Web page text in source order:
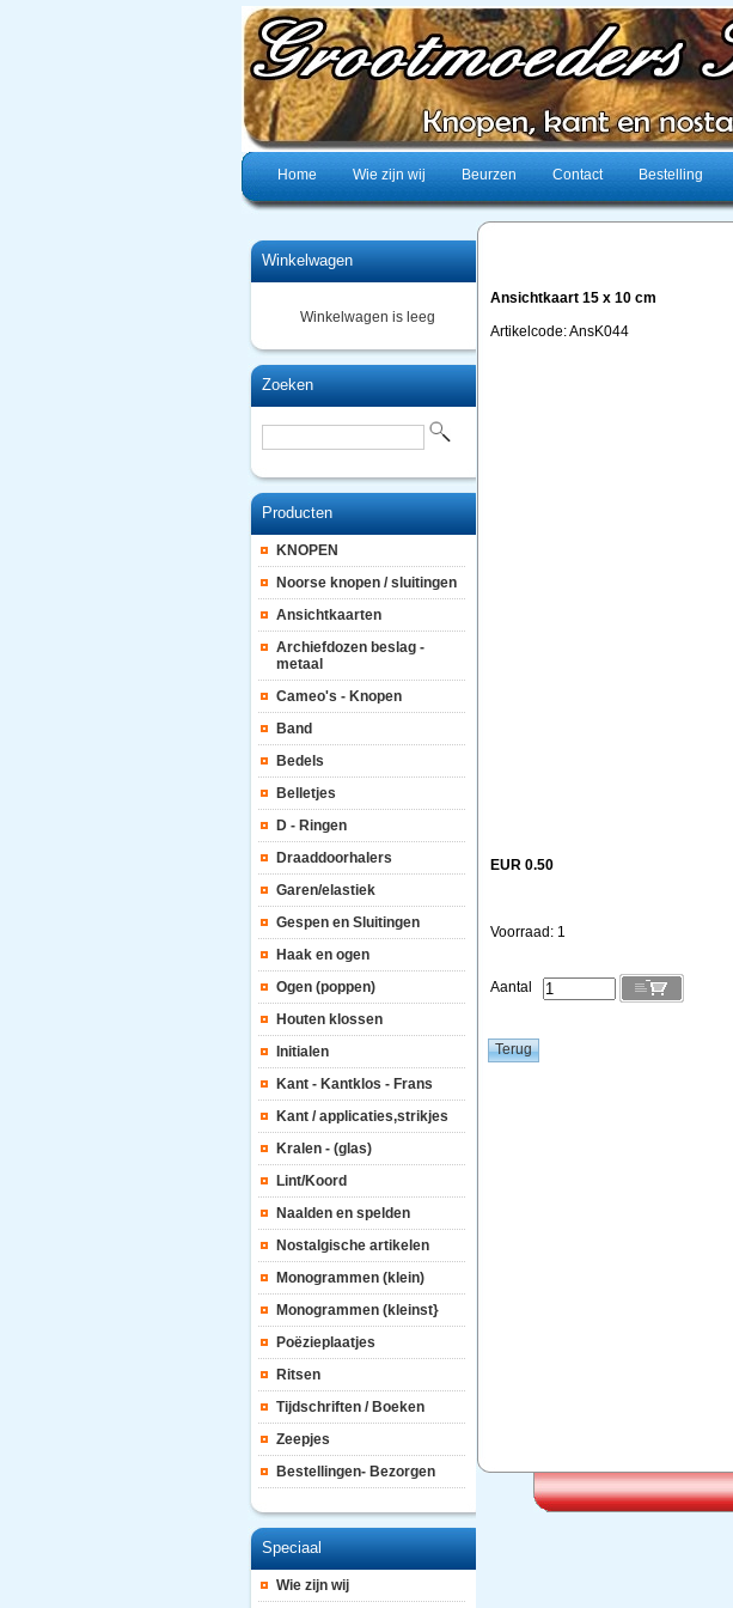
Home Wie zijn wij Beurzen Contact Bestelling
Winkelwagen
Winkelwagen is leeg
Zoeken
Producten
KNOPEN
Noorse knopen / sluitingen
Ansichtkaarten
Archiefdozen beslag -
metaal
Cameo's - Knopen
Band
Bedels
Belletjes
D - Ringen
Draaddoorhalers
Garen/elastiek
Gespen en Sluitingen
Haak en ogen
Ogen (poppen)
Houten klossen
Initialen
Kant - Kantklos - Frans
Kant / applicaties,strikjes
Kralen - (glas)
Lint/Koord
Naalden en spelden
Nostalgische artikelen
Monogrammen (klein)
Monogrammen (kleinst}
Poëzieplaatjes
Ritsen
Tijdschriften / Boeken
Zeepjes
Bestellingen- Bezorgen
Speciaal
Wie zijn wij
Ansichtkaart 15 x 10 cm
Artikelcode: AnsK044
EUR 0.50
Voorraad: 1
Aantal